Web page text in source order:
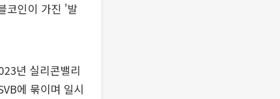
코인이 가진 '발
년 실리콘밸리
에 묶이며 일시